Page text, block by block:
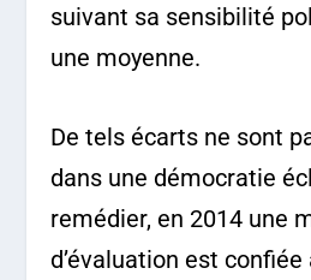
suivant sa sensibilité
une moyenne.
De tels écarts ne sont
dans une démocratie
remédier, en 2014 une
d’évaluation est